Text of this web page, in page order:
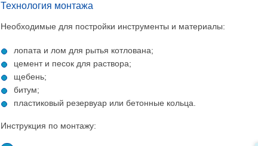
Технология монтажа
Необходимые для постройки инструменты и материалы:
лопата и лом для рытья котлована;
цемент и песок для раствора;
щебень;
битум;
пластиковый резервуар или бетонные кольца.
Инструкция по монтажу: